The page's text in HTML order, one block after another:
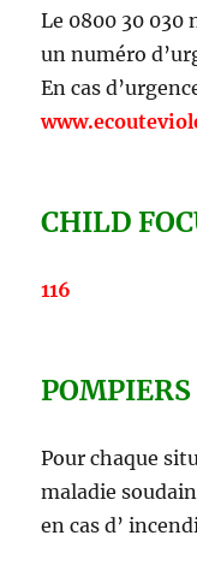
Le 0800 30 030
un numéro
En cas
CHILD
116
Pour chaque
maladie
en cas d’